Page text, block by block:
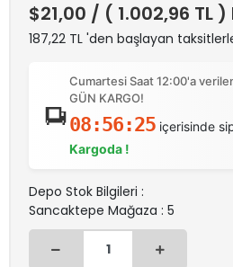
$21,00 / ( 1.002,96 TL
187,22 TL 'den başlayan
Cumartesi Saat 12:00'a
GÜN KARGO!
08:56:25içerisinde
Kargoda !
Depo Stok Bilgileri :
Sancaktepe Mağaza : 5